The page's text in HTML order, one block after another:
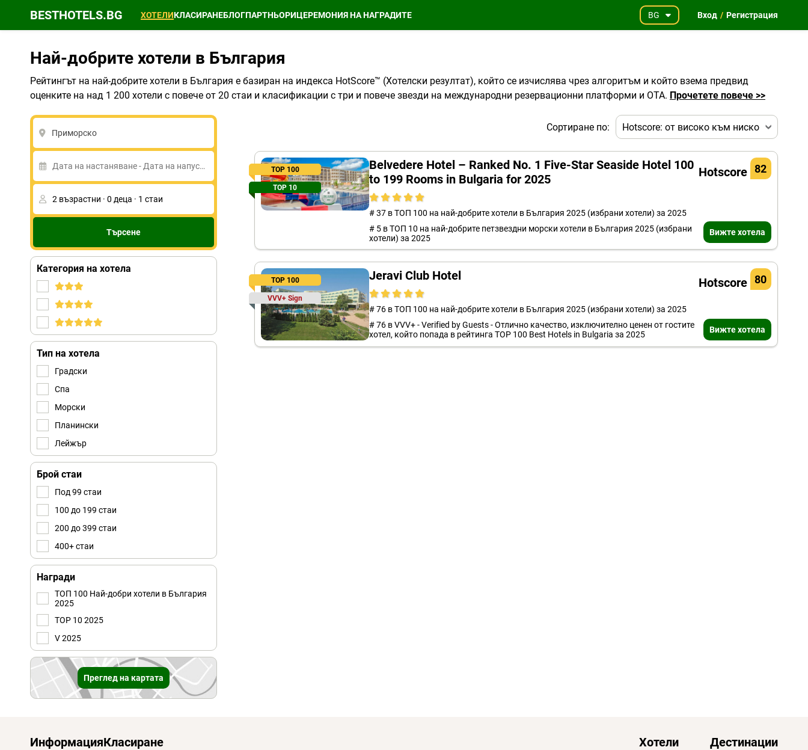
BESTHOTELS.BG ХОТЕЛИКЛАСИРАНЕБЛОГПАРТНЬОРИЦЕРЕМОНИЯ НА НАГРАДИТЕ BG Вход / Регистрация
Най-добрите хотели в България
Рейтингът на най-добрите хотели в България е базиран на индекса HotScore™ (Хотелски резултат), който се изчислява чрез алгоритъм и който взема предвид
оценките на над 1 200 хотели с повече от 20 стаи и класификации с три и повече звезди на международни резервационни платформи и OTA. Прочетете повече >>
Приморско
Търсене
Категория на хотела
Тип на хотела
Градски
Спа
Морски
Планински
Лейжър
Брой стаи
Под 99 стаи
100 до 199 стаи
200 до 399 стаи
400+ стаи
Награди
ТОП 100 Най-добри хотели в България
2025
TOP 10 2025
V 2025
Преглед на картата
Сортиране по:
TOP 100
TOP 10
Belvedere Hotel – Ranked No. 1 Five-Star Seaside Hotel 100
to 199 Rooms in Bulgaria for 2025
# 37 в ТОП 100 на най-добрите хотели в България 2025 (избрани хотели) за 2025
# 5 в ТОП 10 на най-добрите петзвездни морски хотели в България 2025 (избрани
хотели) за 2025
Hotscore 82
Вижте хотела
TOP 100
VVV+ Sign
Jeravi Club Hotel
# 76 в ТОП 100 на най-добрите хотели в България 2025 (избрани хотели) за 2025
# 76 в VVV+ - Verified by Guests - Отлично качество, изключително ценен от гостите
хотел, който попада в рейтинга TOP 100 Best Hotels in Bulgaria за 2025
Hotscore 80
Вижте хотела
ИнформацияКласиране Хотели Дестинации